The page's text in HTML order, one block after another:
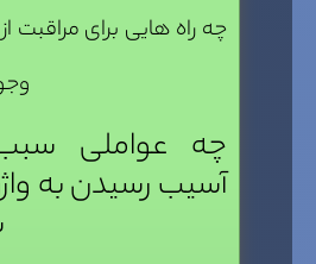
آسیب رسیدن به